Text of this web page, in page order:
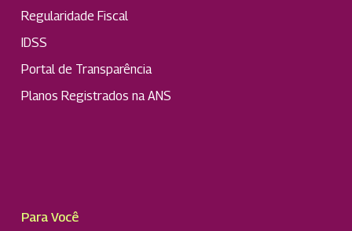
Regularidade Fiscal
IDSS
Portal de Transparência
Planos Registrados na ANS
Para Você